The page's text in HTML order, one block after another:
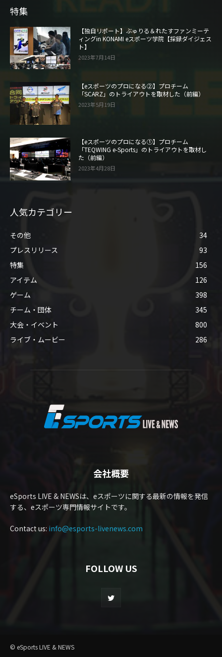
特集
【独自リポート】ぶゅりる＆れたすファンミーテ
ィングin KONAMI eスポーツ学院【採録ダイジェス
ト】
2023年7月14日
【eスポーツのプロになる②】プロチーム
「SCARZ」のトライアウトを取材した（前編）
2023年5月19日
【eスポーツのプロになる①】プロチーム
「TEQWING e-Sports」のトライアウトを取材し
た（前編）
2023年4月28日
人気カテゴリー
その他
34
プレスリリース
93
特集
156
アイテム
126
ゲーム
398
チーム・団体
345
大会・イベント
800
ライブ・ムービー
286
会社概要
eSports LIVE & NEWSは、eスポーツに関する最新の情報を発信
する、eスポーツ専門情報サイトです。
Contact us: info@esports-livenews.com
FOLLOW US
© eSports LIVE & NEWS